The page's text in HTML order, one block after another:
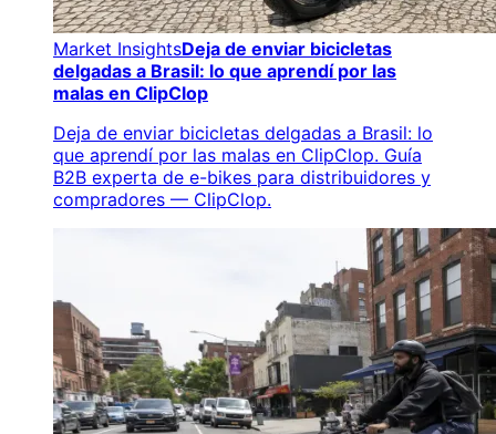
Market InsightsDeja de enviar bicicletas
delgadas a Brasil: lo que aprendí por las
malas en ClipClop
Deja de enviar bicicletas delgadas a Brasil: lo
que aprendí por las malas en ClipClop. Guía
B2B experta de e-bikes para distribuidores y
compradores — ClipClop.